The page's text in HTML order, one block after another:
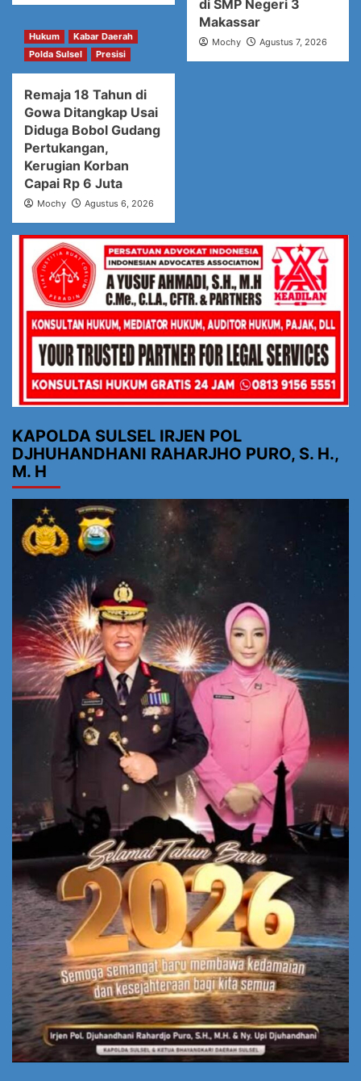
di SMP Negeri 3
Makassar
Mochy Agustus 7, 2026
Hukum
Kabar Daerah
Polda Sulsel
Presisi
Remaja 18 Tahun di
Gowa Ditangkap Usai
Diduga Bobol Gudang
Pertukangan,
Kerugian Korban
Capai Rp 6 Juta
Mochy Agustus 6, 2026
KAPOLDA SULSEL IRJEN POL
DJHUHANDHANI RAHARJHO PURO, S. H.,
M. H